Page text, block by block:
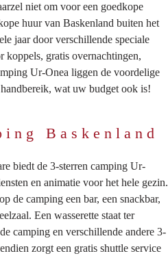
niet om voor een goedkope
huur van Baskenland buiten het
jaar door verschillende speciale
koppels, gratis overnachtingen,
Ur-Onea liggen de voordelige
wat uw budget ook is!
Baskenland
biedt de 3-sterren camping Ur-
en animatie voor het hele gezin.
de camping een bar, een snackbar,
Een wasserette staat ter
camping en verschillende andere 3-
zorgt een gratis shuttle service